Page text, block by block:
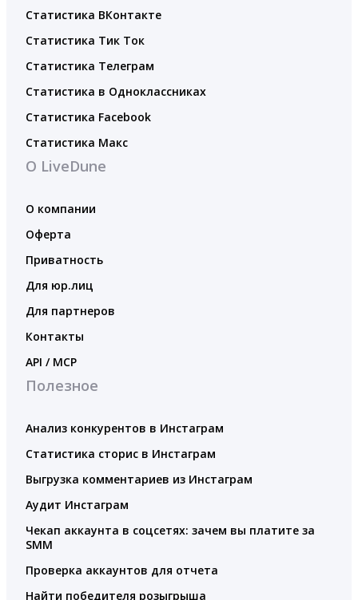
Статистика ВКонтакте
Статистика Тик Ток
Статистика Телеграм
Статистика в Одноклассниках
Статистика Facebook
Статистика Макс
О LiveDune
О компании
Оферта
Приватность
Для юр.лиц
Для партнеров
Контакты
API / MCP
Полезное
Анализ конкурентов в Инстаграм
Статистика сторис в Инстаграм
Выгрузка комментариев из Инстаграм
Аудит Инстаграм
Чекап аккаунта в соцсетях: зачем вы платите за
SMM
Проверка аккаунтов для отчета
Найти победителя розыгрыша